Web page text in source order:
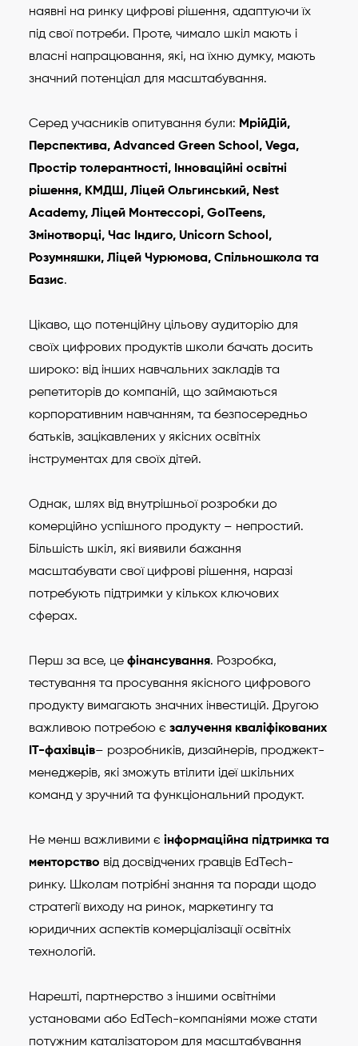
наявні на ринку цифрові рішення, адаптуючи їх
під свої потреби. Проте, чимало шкіл мають і
власні напрацювання, які, на їхню думку, мають
значний потенціал для масштабування.
Серед учасників опитування були: МрійДій,
Перспектива, Advanced Green School, Vega,
Простір толерантності, Інноваційні освітні
рішення, КМДШ, Ліцей Ольгинський, Nest
Academy, Ліцей Монтесcорі, GoITeens,
Змінотворці, Час Індиго, Unicorn School,
Розумняшки, Ліцей Чурюмова, Спільношкола та
Базис.
Цікаво, що потенційну цільову аудиторію для
своїх цифрових продуктів школи бачать досить
широко: від інших навчальних закладів та
репетиторів до компаній, що займаються
корпоративним навчанням, та безпосередньо
батьків, зацікавлених у якісних освітніх
інструментах для своїх дітей.
Однак, шлях від внутрішньої розробки до
комерційно успішного продукту – непростий.
Більшість шкіл, які виявили бажання
масштабувати свої цифрові рішення, наразі
потребують підтримки у кількох ключових
сферах.
Перш за все, це фінансування. Розробка,
тестування та просування якісного цифрового
продукту вимагають значних інвестицій. Другою
важливою потребою є залучення кваліфікованих
IT-фахівців– розробників, дизайнерів, проджект-
менеджерів, які зможуть втілити ідеї шкільних
команд у зручний та функціональний продукт.
Не менш важливими є інформаційна підтримка та
менторство від досвідчених гравців EdTech-
ринку. Школам потрібні знання та поради щодо
стратегії виходу на ринок, маркетингу та
юридичних аспектів комерціалізації освітніх
технологій.
Нарешті, партнерство з іншими освітніми
установами або EdTech-компаніями може стати
потужним каталізатором для масштабування